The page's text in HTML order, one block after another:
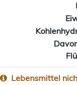
Lebensmittel